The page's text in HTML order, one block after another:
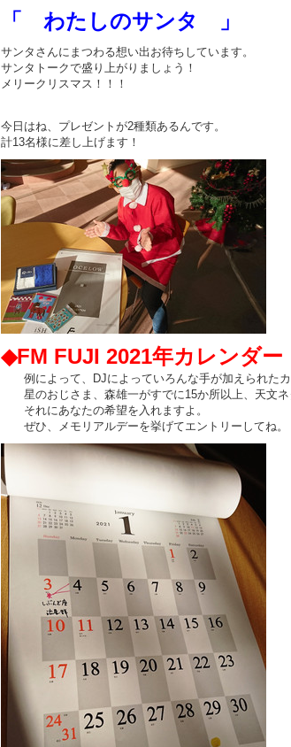
「 わたしのサンタ 」
サンタさんにまつわる想い出お待ちしています。
サンタトークで盛り上がりましょう！
メリークリスマス！！！
今日はね、プレゼントが2種類あるんです。
計13名様に差し上げます！
◆FM FUJI 2021年カレンダー
例によって、DJによっていろんな手が加えられたカ
星のおじさま、森雄一がすでに15か所以上、天文ネ
それにあなたの希望を入れますよ。
ぜひ、メモリアルデーを挙げてエントリーしてね。